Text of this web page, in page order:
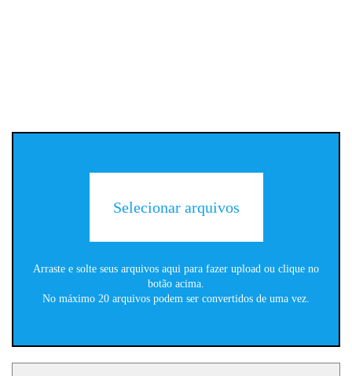
Selecionar arquivos
Arraste e solte seus arquivos aqui para fazer upload ou clique no
botão acima.
No máximo 20 arquivos podem ser convertidos de uma vez.